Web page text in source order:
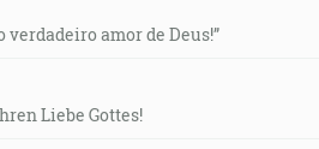
verdadeiro amor de Deus!”
Liebe Gottes!